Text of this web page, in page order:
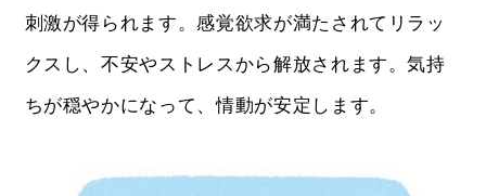
刺激が得られます。感覚欲求が満たされてリラッ
クスし、不安やストレスから解放されます。気持
ちが穏やかになって、情動が安定します。